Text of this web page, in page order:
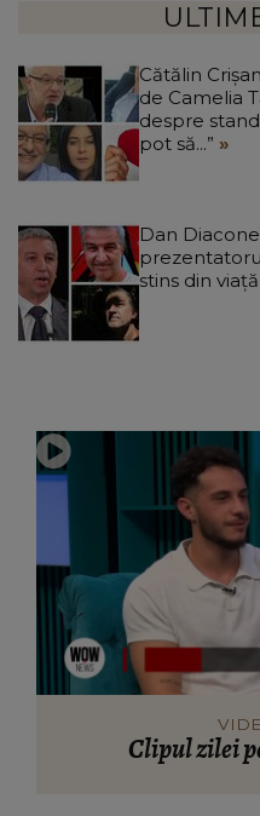
Cătălin
de Camelia
despre
pot să...”
Dan
stins din
Clipul zilei